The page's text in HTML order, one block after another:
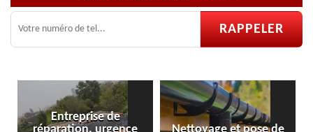
Entreprise de